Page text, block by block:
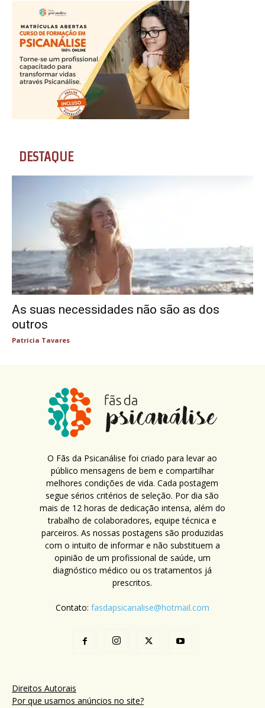
DESTAQUE
As suas necessidades não são as dos
outros
Patricia Tavares
O Fãs da Psicanálise foi criado para levar ao
público mensagens de bem e compartilhar
melhores condições de vida. Cada postagem
segue sérios critérios de seleção. Por dia são
mais de 12 horas de dedicação intensa, além do
trabalho de colaboradores, equipe técnica e
parceiros. As nossas postagens são produzidas
com o intuito de informar e não substituem a
opinião de um profissional de saúde, um
diagnóstico médico ou os tratamentos já
prescritos.
Contato: fasdapsicanalise@hotmail.com
Direitos Autorais
Por que usamos anúncios no site?